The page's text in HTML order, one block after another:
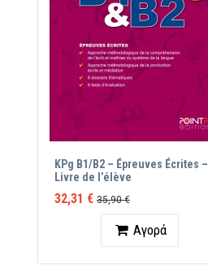
KPg B1/B2 – Épreuves Écrites –
Livre de l’élève
32,31 € 35,90 €
ΠοσότηταΑγορά